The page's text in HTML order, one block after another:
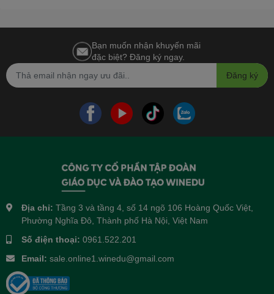
Bạn muốn nhận khuyến mãi
đặc biệt? Đăng ký ngay.
Đăng ký
Địa chỉ: Tầng 3 và tầng 4, số 14 ngõ 106 Hoàng Quốc Việt,
Phường Nghĩa Đô, Thành phố Hà Nội, Việt Nam
Số điện thoại: 0961.522.201
Email: sale.online1.winedu@gmail.com